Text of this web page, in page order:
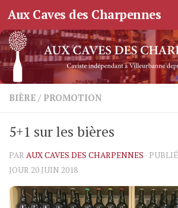
Skip to content
Aux Caves des Charpennes
BIÈRE / PROMOTION
5+1 sur les bières
PAR AUX CAVES DES CHARPENNES · PUBLIÉ
JOUR 20 JUIN 2018